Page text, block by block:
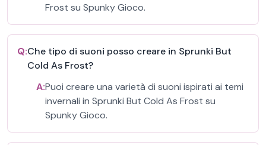
Frost su Spunky Gioco.
Q:Che tipo di suoni posso creare in Sprunki But
Cold As Frost?
A:Puoi creare una varietà di suoni ispirati ai temi
invernali in Sprunki But Cold As Frost su
Spunky Gioco.